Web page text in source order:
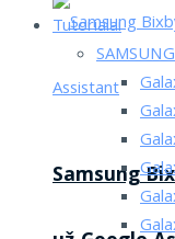
Samsung
Tutorialai
SAMSUNG